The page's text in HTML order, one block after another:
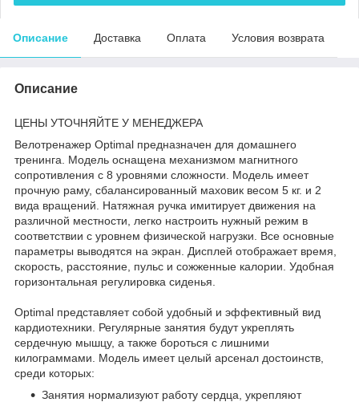
Описание Доставка Оплата Условия возврата
Описание
ЦЕНЫ УТОЧНЯЙТЕ У МЕНЕДЖЕРА
Велотренажер Optimal предназначен для домашнего
тренинга. Модель оснащена механизмом магнитного
сопротивления с 8 уровнями сложности. Модель имеет
прочную раму, сбалансированный маховик весом 5 кг. и 2
вида вращений. Натяжная ручка имитирует движения на
различной местности, легко настроить нужный режим в
соответствии с уровнем физической нагрузки. Все основные
параметры выводятся на экран. Дисплей отображает время,
скорость, расстояние, пульс и сожженные калории. Удобная
горизонтальная регулировка сиденья.
Optimal представляет собой удобный и эффективный вид
кардиотехники. Регулярные занятия будут укреплять
сердечную мышцу, а также бороться с лишними
килограммами. Модель имеет целый арсенал достоинств,
среди которых:
Занятия нормализуют работу сердца, укрепляют